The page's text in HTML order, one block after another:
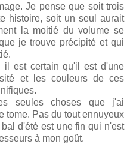
Je pense que soit trois
histoire, soit un seul aurait
la moitié du volume se
je trouve précipité et qui
il est certain qu'il est d'une
et les couleurs de ces
seules choses que j'ai
tome. Pas du tout ennuyeux
d'été est une fin qui n'est
à mon goût.